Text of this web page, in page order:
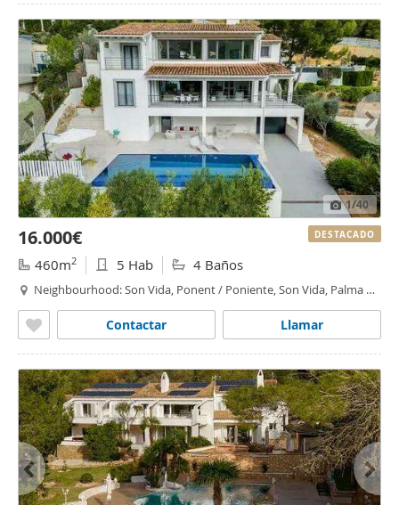
1/40
16.000€
460m2 5 Hab 4 Baños
Neighbourhood: Son Vida, Ponent / Poniente, Son Vida, Palma de
Llamar
Contactar
DESTACADO